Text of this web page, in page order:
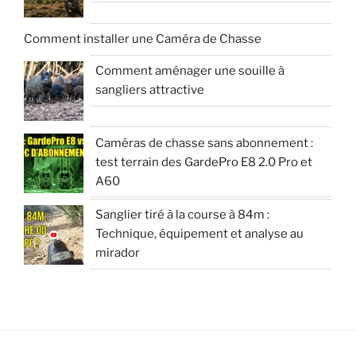
Comment installer une Caméra de Chasse
Comment aménager une souille à
sangliers attractive
Caméras de chasse sans abonnement :
test terrain des GardePro E8 2.0 Pro et
A60
Sanglier tiré à la course à 84m :
Technique, équipement et analyse au
mirador